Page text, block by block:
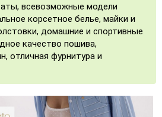
всевозможные модели
корсетное белье, майки и
домашние и спортивные
качество пошива,
отличная фурнитура и